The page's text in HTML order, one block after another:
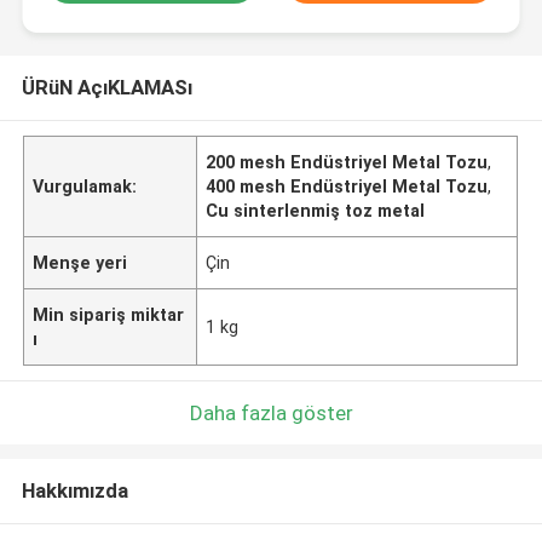
ÜRüN AçıKLAMASı
Vurgulamak:
200 mesh Endüstriyel Metal Tozu,
400 mesh Endüstriyel Metal Tozu,
Cu sinterlenmiş toz metal
Menşe yeri Çin
Min sipariş miktar
ı
1 kg
Daha fazla göster
Hakkımızda